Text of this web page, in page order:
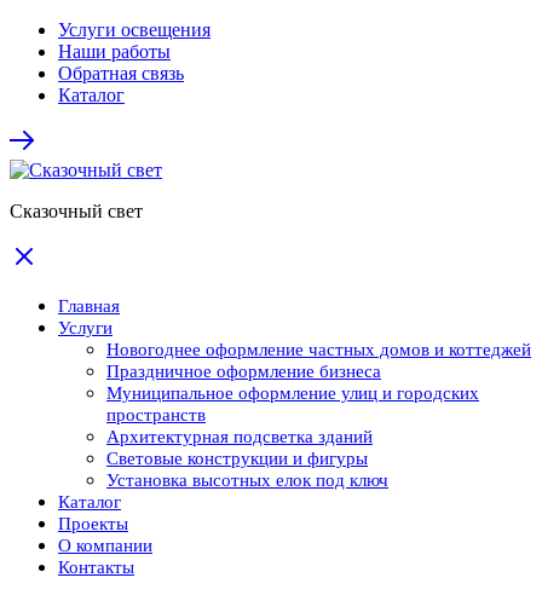
Услуги освещения
Наши работы
Обратная связь
Каталог
Сказочный свет
Главная
Услуги
Новогоднее оформление частных домов и коттеджей
Праздничное оформление бизнеса
Муниципальное оформление улиц и городских
пространств
Архитектурная подсветка зданий
Световые конструкции и фигуры
Установка высотных елок под ключ
Каталог
Проекты
О компании
Контакты